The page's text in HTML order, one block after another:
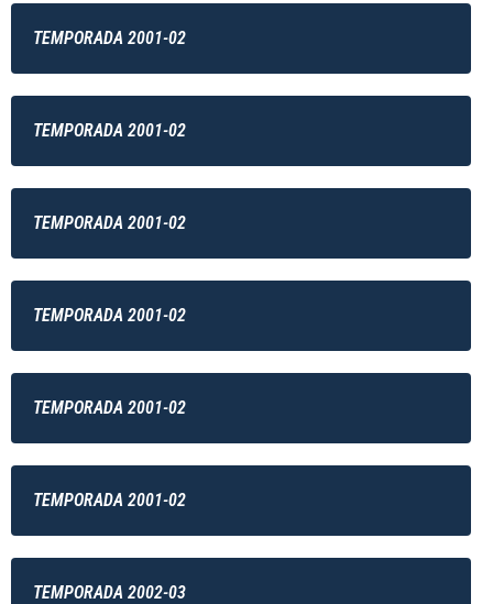
TEMPORADA 2001-02
TEMPORADA 2001-02
TEMPORADA 2001-02
TEMPORADA 2001-02
TEMPORADA 2001-02
TEMPORADA 2001-02
TEMPORADA 2002-03